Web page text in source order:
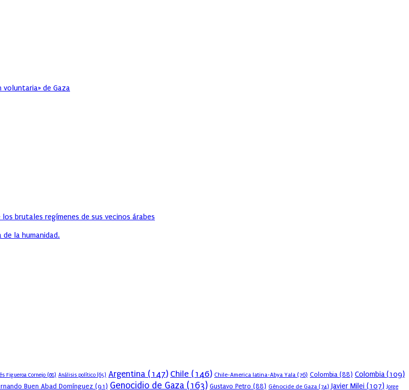
de Gaza
brutales regímenes de sus vecinos árabes
la humanidad.
Figueroa Cornejo (68) Análisis político (65) Argentina (147) Chile (146) Chile-America latina-Abya Yala (76) Colombia (88) Colombia(109)
Buen Abad Domínguez (91) Genocidio de Gaza (163) Gustavo Petro (88) Génocide de Gaza (74) Javier Milei (107) Jorge